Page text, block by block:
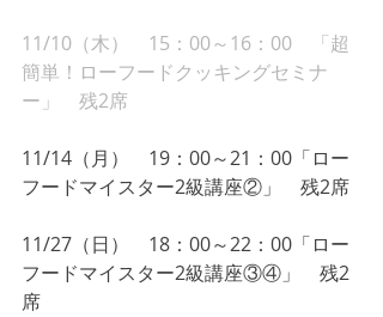
11/10（木）　15：00～16：00　「超
簡単！ローフードクッキングセミナ
ー」　残2席
11/14（月）　19：00～21：00「ロー
フードマイスター2級講座②」　残2席
11/27（日）　18：00～22：00「ロー
フードマイスター2級講座③④」　残2
席